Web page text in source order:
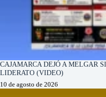
CAJAMARCA DEJÓ A MELGAR
LIDERATO (VIDEO)
10 de agosto de 2026